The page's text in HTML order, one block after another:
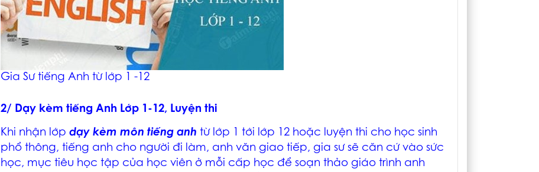
Gia Sư tiếng Anh từ lớp 1 -12
2/ Dạy kèm tiếng Anh Lớp 1-12, Luyện thi
Khi nhận lớp dạy kèm môn tiếng anh từ lớp 1 tới lớp 12 hoặc luyện thi cho học sinh
phổ thông, tiếng anh cho người đi làm, anh văn giao tiếp, gia sư sẽ căn cứ vào sức
học, mục tiêu học tập của học viên ở mỗi cấp học để soạn thảo giáo trình anh